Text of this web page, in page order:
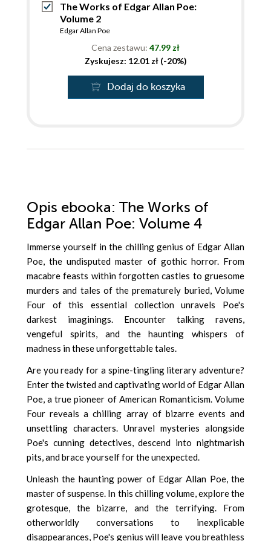
The Works of Edgar Allan Poe:
Volume 2
Edgar Allan Poe
Cena zestawu: 47.99 zł
Zyskujesz: 12.01 zł (-20%)
Dodaj do koszyka
Opis ebooka: The Works of
Edgar Allan Poe: Volume 4
Immerse yourself in the chilling genius of Edgar Allan
Poe, the undisputed master of gothic horror. From
macabre feasts within forgotten castles to gruesome
murders and tales of the prematurely buried, Volume
Four of this essential collection unravels Poe's
darkest imaginings. Encounter talking ravens,
vengeful spirits, and the haunting whispers of
madness in these unforgettable tales.
Are you ready for a spine-tingling literary adventure?
Enter the twisted and captivating world of Edgar Allan
Poe, a true pioneer of American Romanticism. Volume
Four reveals a chilling array of bizarre events and
unsettling characters. Unravel mysteries alongside
Poe's cunning detectives, descend into nightmarish
pits, and brace yourself for the unexpected.
Unleash the haunting power of Edgar Allan Poe, the
master of suspense. In this chilling volume, explore the
grotesque, the bizarre, and the terrifying. From
otherworldly conversations to inexplicable
disappearances, Poe's genius will leave you breathless